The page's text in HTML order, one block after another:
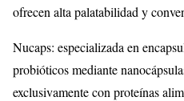
ofrecen alta palatabilidad y
Nucaps: especializada en
probióticos mediante
exclusivamente con proteínas